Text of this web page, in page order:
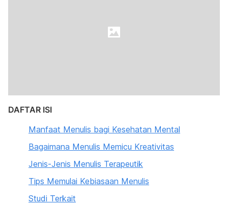
DAFTAR ISI
Manfaat Menulis bagi Kesehatan Mental
Bagaimana Menulis Memicu Kreativitas
Jenis-Jenis Menulis Terapeutik
Tips Memulai Kebiasaan Menulis
Studi Terkait